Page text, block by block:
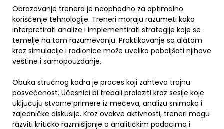
Obrazovanje trenera je neophodno za optimalno
korišćenje tehnologije. Treneri moraju razumeti kako
interpretirati analize i implementirati strategije koje se
temelje na tom razumevanju. Praktikovanje sa alatom
kroz simulacije i radionice može uveliko poboljšati njihove
veštine i samopouzdanje.
Obuka stručnog kadra je proces koji zahteva trajnu
posvećenost. Učesnici bi trebali prolaziti kroz sesije koje
uključuju stvarne primere iz mečeva, analizu snimaka i
zajedničke diskusije. Kroz ovakve aktivnosti, treneri mogu
razviti kritičko razmišljanje o analitičkim podacima i